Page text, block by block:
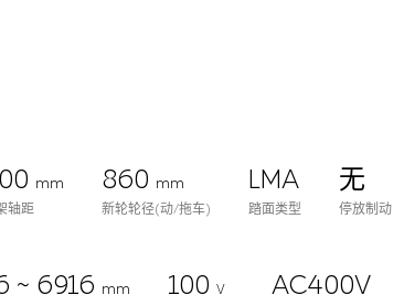
mm
轴距
860 mm
新轮轮径(动/拖车)
LMA
踏面类型
无
停放制动
~ 6916 mm
100V
AC400V